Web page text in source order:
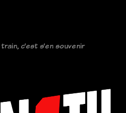
c’est s’en souvenir